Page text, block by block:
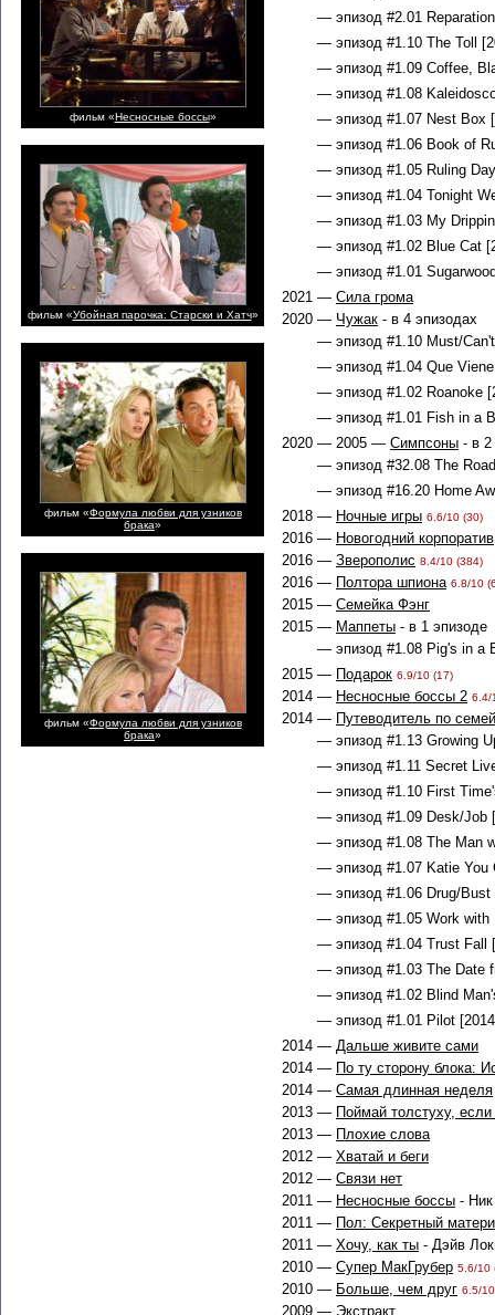
фильм «Несносные боссы»
фильм «Убойная парочка: Старски и Хатч»
фильм «Формула любви для узников
брака»
фильм «Формула любви для узников
брака»
— эпизод #2.01
— эпизод #1.10 The Toll
— эпизод #1.09 Coffee,
— эпизод #1.08
— эпизод #1.07 Nest Box
— эпизод #1.06 Book of
— эпизод #1.05 Ruling
— эпизод #1.04 Tonight
— эпизод #1.03 My
— эпизод #1.02 Blue Cat
— эпизод #1.01
2021 — Сила грома
2020 — Чужак - в 4 эпизодах
— эпизод #1.10 Must/
— эпизод #1.04 Que
— эпизод #1.02 Roanoke
— эпизод #1.01 Fish in a
2020 — 2005 — Симпсоны - в 2
— эпизод #32.08 The
— эпизод #16.20 Home
2018 — Ночные игры 6.6/10 (30)
2016 — Новогодний корпоратив
2016 — Зверополис 8.4/10 (384)
2016 — Полтора шпиона 6.8/10
2015 — Семейка Фэнг
2015 — Маппеты - в 1 эпизоде
— эпизод #1.08 Pig's in a
2015 — Подарок 6.9/10 (17)
2014 — Несносные боссы 2 6.4/
2014 — Путеводитель по
— эпизод #1.13 Growing
— эпизод #1.11 Secret
— эпизод #1.10 First
— эпизод #1.09 Desk/Job
— эпизод #1.08 The Man
— эпизод #1.07 Katie You
— эпизод #1.06 Drug/Bust
— эпизод #1.05 Work with
— эпизод #1.04 Trust Fall
— эпизод #1.03 The Date
— эпизод #1.02 Blind
— эпизод #1.01 Pilot
2014 — Дальше живите сами
2014 — По ту сторону блока:
2014 — Самая длинная неделя
2013 — Поймай толстуху,
2013 — Плохие слова
2012 — Хватай и беги
2012 — Связи нет
2011 — Несносные боссы -
2011 — Пол: Секретный
2011 — Хочу, как ты - Дэйв
2010 — Супер МакГрубер 5.6/10
2010 — Больше, чем друг 6.5/
2009 — Экстракт